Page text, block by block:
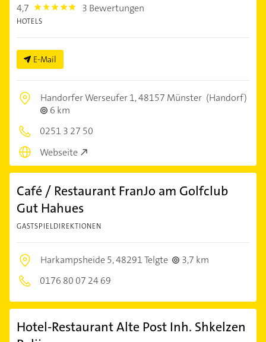
4,7 4.7000003 3 Bewertungen
HOTELS
E-Mail
Handorfer Werseufer 1,48157 Münster (Handorf)
6 km
0251 3 27 50
Webseite
Café / Restaurant FranJo am Golfclub
Gut Hahues
GASTSPIELDIREKTIONEN
Harkampsheide 5,48291 Telgte
3,7 km
0176 80 07 24 69
Hotel-Restaurant Alte Post Inh. Shkelzen